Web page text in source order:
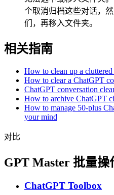
个取消归档这些对话，
们，再移入文件夹。
相关指南
How to clean up a
How to clear a ChatGPT
ChatGPT conversation
How to archive ChatGPT
How to manage 50-plus
your mind
对比
GPT Master 批量
ChatGPT Toolbox